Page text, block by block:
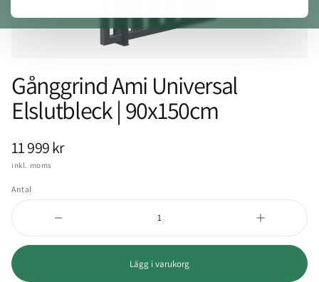
Gånggrind Ami Universal
Elslutbleck | 90x150cm
11 999 kr
inkl. moms
Antal
Lägg i varukorg